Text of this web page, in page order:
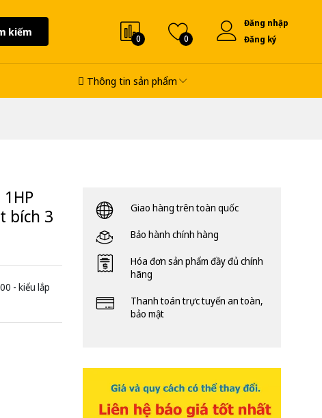
kiếm
0 0
Đăng nhập
Đăng ký
Thông tin sản phẩm
bích 3
- kiểu lắp
Giao hàng trên toàn quốc
Bảo hành chính hàng
Hóa đơn sản phẩm đầy đủ chính
hãng
Thanh toán trực tuyến an toàn,
bảo mật